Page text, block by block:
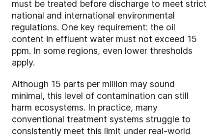
must be treated before discharge to meet strict
national and international environmental
regulations. One key requirement: the oil
content in effluent water must not exceed 15
ppm. In some regions, even lower thresholds
apply.
Although 15 parts per million may sound
minimal, this level of contamination can still
harm ecosystems. In practice, many
conventional treatment systems struggle to
consistently meet this limit under real-world